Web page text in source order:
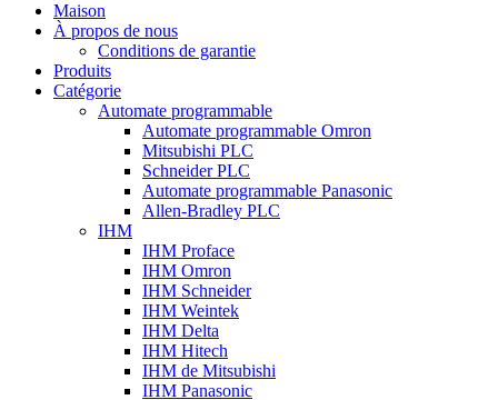
Maison
À propos de nous
Conditions de garantie
Produits
Catégorie
Automate programmable
Automate programmable Omron
Mitsubishi PLC
Schneider PLC
Automate programmable Panasonic
Allen-Bradley PLC
IHM
IHM Proface
IHM Omron
IHM Schneider
IHM Weintek
IHM Delta
IHM Hitech
IHM de Mitsubishi
IHM Panasonic